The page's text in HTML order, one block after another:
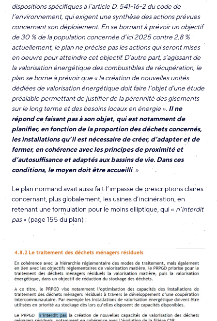
dispositions spécifiques à l’article D. 541-16-2 du code de
l’environnement, qui exigent une synthèse des actions prévues
concernant son déploiement. En se bornant à prévoir un objectif
de 30 % de la population concernée d’ici 2025 contre 2,8 %
actuellement, le plan ne précise pas les actions qui seront mises
en oeuvre pour atteindre cet objectif. D’autre part, s’agissant de
la valorisation énergétique des combustibles de récupération, le
plan se borne à prévoir que « la création de nouvelles unités
dédiées de valorisation énergétique doit faire l’objet d’une étude
préalable permettant de justifier de la pérennité des gisements
sur le long terme et des besoins locaux en énergie ». Il ne
répond ce faisant pas à son objet, qui est notamment de
planifier, en fonction de la proportion des déchets concernés,
les installations qu’il est nécessaire de créer, d’adapter et de
fermer, en cohérence avec les principes de proximité et
d’autosuffisance et adaptés aux bassins de vie. Dans ces
conditions, le moyen doit être accueilli. »
Le plan normand avait aussi fait l’impasse de prescriptions claires
concernant, plus globalement, les usines d’incinération, en
retenant une formulation pour le moins elliptique, qui « n’interdit
pas» (page 155 du plan) :